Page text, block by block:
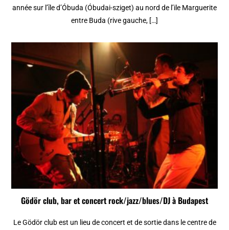
année sur l’île d’Óbuda (Óbudai-sziget) au nord de l’ile Marguerite
entre Buda (rive gauche, […]
Gödör club, bar et concert rock/jazz/blues/DJ à Budapest
Le Gödör club est un lieu de concert et de sortie dans le centre de